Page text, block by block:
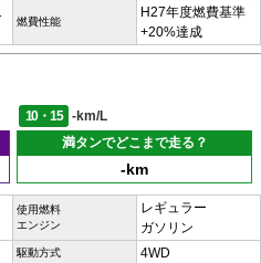
燃費性能
H27年度燃費基準
+20%達成
10・15
-km/L
満タンでどこまで走る？
-km
使用燃料
エンジン
レギュラー
ガソリン
駆動方式 4WD